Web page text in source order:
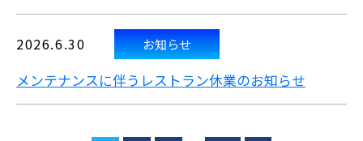
2026.6.30 お知らせ
メンテナンスに伴うレストラン休業のお知らせ